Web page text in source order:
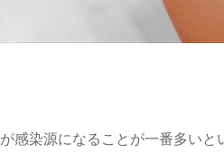
感染源になることが一番多い